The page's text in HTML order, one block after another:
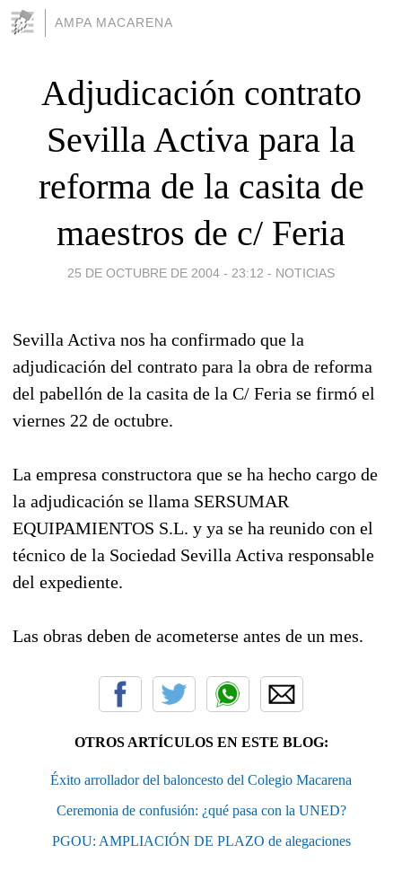
AMPA MACARENA
Adjudicación contrato
Sevilla Activa para la
reforma de la casita de
maestros de c/ Feria
25 DE OCTUBRE DE 2004 - 23:12 - NOTICIAS
Sevilla Activa nos ha confirmado que la
adjudicación del contrato para la obra de reforma
del pabellón de la casita de la C/ Feria se firmó el
viernes 22 de octubre.
La empresa constructora que se ha hecho cargo de
la adjudicación se llama SERSUMAR
EQUIPAMIENTOS S.L. y ya se ha reunido con el
técnico de la Sociedad Sevilla Activa responsable
del expediente.
Las obras deben de acometerse antes de un mes.
OTROS ARTÍCULOS EN ESTE BLOG:
Éxito arrollador del baloncesto del Colegio Macarena
Ceremonia de confusión: ¿qué pasa con la UNED?
PGOU: AMPLIACIÓN DE PLAZO de alegaciones